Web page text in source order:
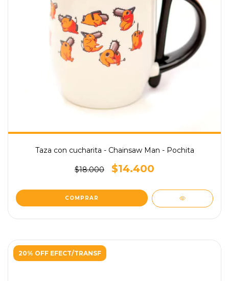
Taza con cucharita - Chainsaw Man - Pochita
$18.000 $14.400
20% OFF EFECT/TRANSF